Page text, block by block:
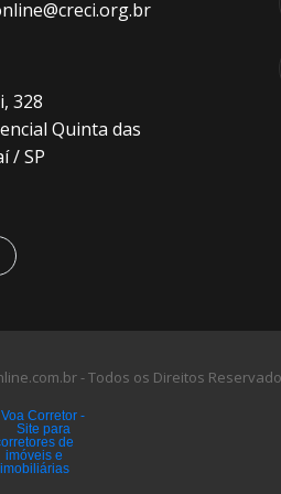
328
Quinta das
/ SP
- Todos os Direitos